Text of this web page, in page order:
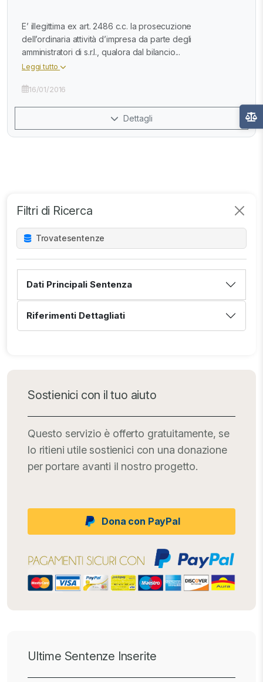
Filtri di Ricerca
Trovatesentenze
Dati Principali Sentenza
Riferimenti Dettagliati
Sostienici con il tuo aiuto
Questo servizio è offerto gratuitamente, se
lo ritieni utile sostienici con una donazione
per portare avanti il nostro progetto.
Dona con PayPal
Ultime Sentenze Inserite
E’ illegittima ex art. 2486 c.c. la prosecuzione
dell’ordinaria attività d’impresa da parte degli
amministratori di s.r.l., qualora dal bilancio...
Leggi tutto
16/01/2016
Dettagli